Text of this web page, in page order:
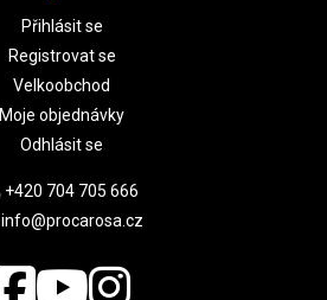
Přihlásit se
Registrovat se
Velkoobchod
Moje objednávky
Odhlásit se
+420 704 705 666
info@procarosa.cz